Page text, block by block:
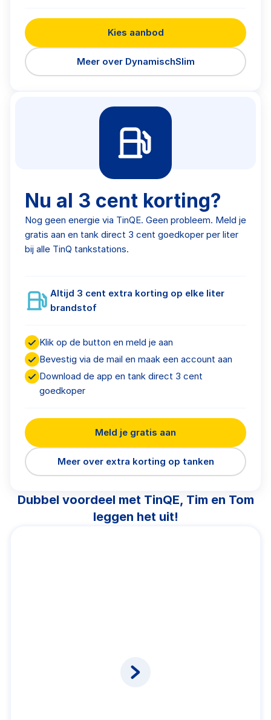
Kies aanbod
Meer over DynamischSlim
Nu al 3 cent korting?
Nog geen energie via TinQE. Geen probleem. Meld je
gratis aan en tank direct 3 cent goedkoper per liter
bij alle TinQ tankstations.
Altijd 3 cent extra korting op elke liter
brandstof
Klik op de button en meld je aan
Bevestig via de mail en maak een account aan
Download de app en tank direct 3 cent
goedkoper
Meld je gratis aan
Meer over extra korting op tanken
Dubbel voordeel met TinQE, Tim en Tom
leggen het uit!